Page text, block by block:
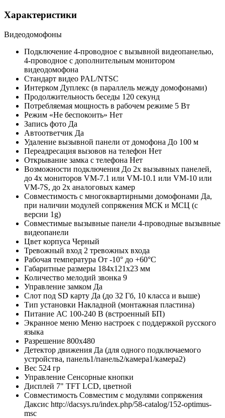
Характеристики
Видеодомофоны
Подключение 4-проводное с вызывной видеопанелью,
4-проводное с дополнительным монитором
видеодомофона
Стандарт видео PAL/NTSC
Интерком Дуплекс (в параллель между домофонами)
Продолжительность беседы 120 секунд
Потребляемая мощность в рабочем режиме 5 Вт
Режим «Не беспокоить» Нет
Запись фото Да
Автоответчик Да
Удаление вызывной панели от домофона До 100 м
Переадресация вызовов на телефон Нет
Открывание замка с телефона Нет
Возможности подключения До 2х вызывных панелей,
до 4х мониторов VM-7.1 или VM-10.1 или VM-10 или
VM-7S, до 2х аналоговых камер
Совместимость с многоквартирными домофонами Да,
при наличии модулей сопряжения МСК и МСЦ (с
версии 1g)
Совместимые вызывные панели 4-проводные вызывные
видеопанели
Цвет корпуса Черный
Тревожный вход 2 тревожных входа
Рабочая температура От -10° до +60°С
Габаритные размеры 184х121х23 мм
Количество мелодий звонка 9
Управление замком Да
Слот под SD карту Да (до 32 Гб, 10 класса и выше)
Тип установки Накладной (монтажная пластина)
Питание АС 100-240 В (встроенный БП)
Экранное меню Меню настроек с поддержкой русского
языка
Разрешение 800х480
Детектор движения Да (для одного подключаемого
устройства, панель1/панель2/камера1/камера2)
Вес 524 гр
Управление Сенсорные кнопки
Дисплей 7" TFT LCD, цветной
Совместимость Совместим с модулями сопряжения
Даксис http://dacsys.ru/index.php/58-catalog/152-optimus-
msc